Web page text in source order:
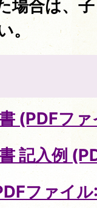
場合は、
。
(PDFフ
記入例
ファイ